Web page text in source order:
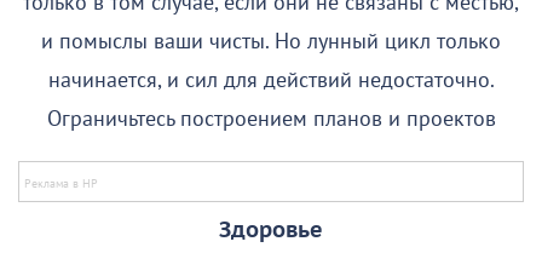
и помыслы ваши чисты. Но лунный цикл только
начинается, и сил для действий недостаточно.
Ограничьтесь построением планов и проектов
Здоровье